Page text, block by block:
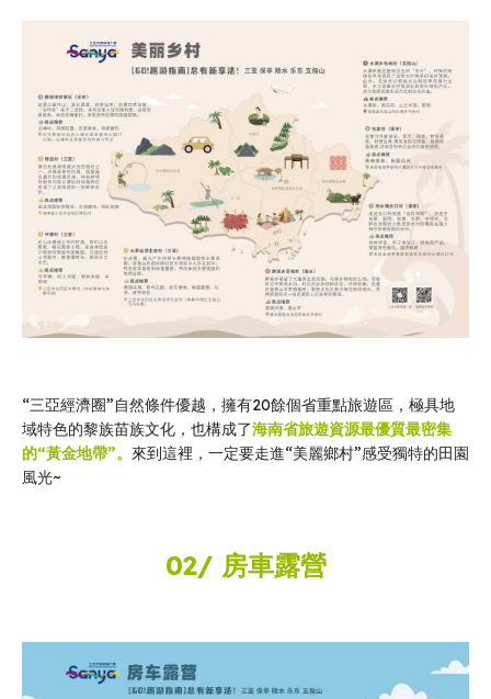
“三亞經濟圈”自然條件優越，擁有20餘個省重點旅遊區，極具地
域特色的黎族苗族文化，也構成了海南省旅遊資源最優質最密集
的“黃金地帶”。 來到這裡，一定要走進“美麗鄉村”感受獨特的田園
風光~
02/ 房車露營